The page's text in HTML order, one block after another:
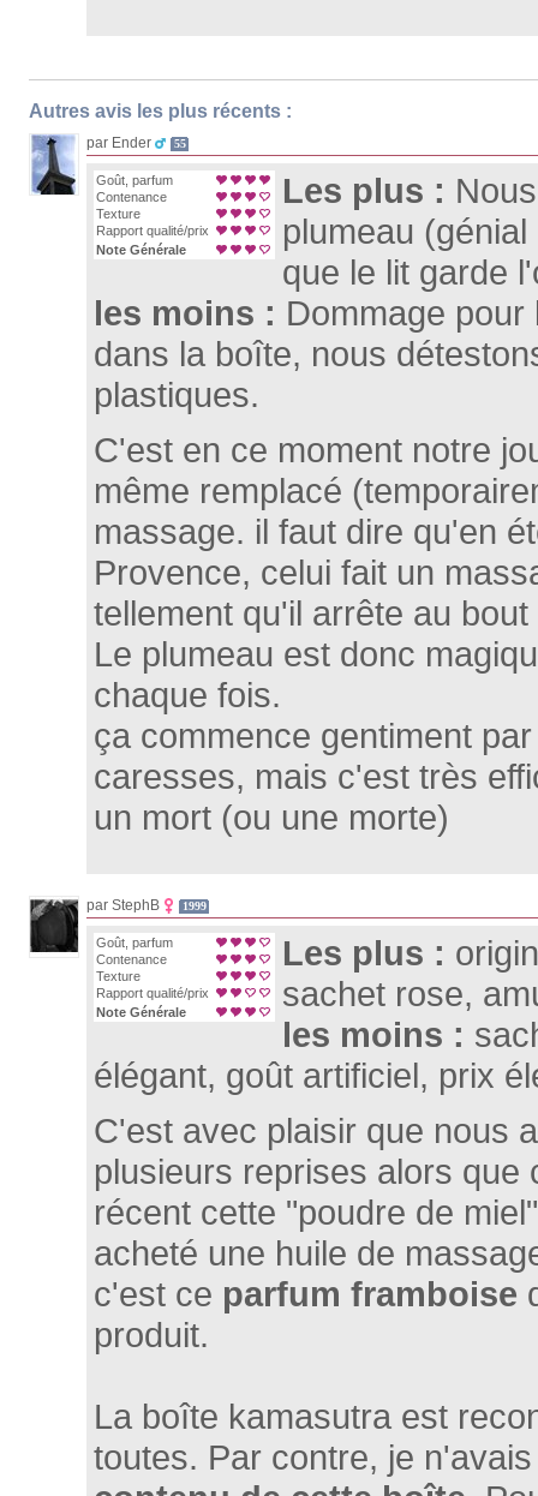
Autres avis les plus récents :
par Ender 55
Goût, parfum
Contenance
Texture
Rapport qualité/prix
Note Générale
Les plus :
plumeau
que le lit garde
les moins : Dommage
dans la boîte, nous
plastiques.
C'est en ce moment notre
même remplacé
massage. il faut dire qu'en
Provence, celui fait un
tellement qu'il arrête au
Le plumeau est donc
chaque fois.
ça commence gentiment
caresses, mais c'est très
un mort (ou une morte)
par StephB 1999
Goût, parfum
Contenance
Texture
Rapport qualité/prix
Note Générale
Les plus :
sachet rose,
les moins :
élégant, goût artificiel, prix
C'est avec plaisir que nous
plusieurs reprises alors que
récent cette "poudre de
acheté une huile de
c'est ce parfum framboise
produit.
La boîte kamasutra est
toutes. Par contre, je